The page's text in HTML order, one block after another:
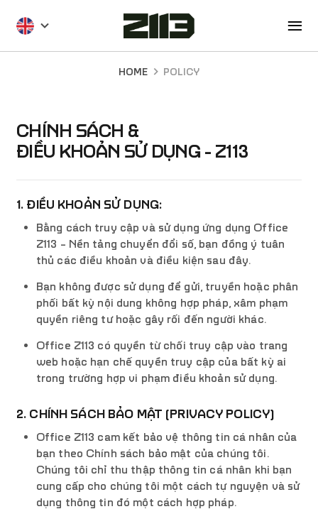
main
content
HOME POLICY
CHÍNH SÁCH &
ĐIỀU KHOẢN SỬ DỤNG - Z113
1. ĐIỀU KHOẢN SỬ DỤNG:
Bằng cách truy cập và sử dụng ứng dụng Office
Z113 – Nền tảng chuyển đổi số, bạn đồng ý tuân
thủ các điều khoản và điều kiện sau đây.
Bạn không được sử dụng để gửi, truyền hoặc phân
phối bất kỳ nội dung không hợp pháp, xâm phạm
quyền riêng tư hoặc gây rối đến người khác.
Office Z113 có quyền từ chối truy cập vào trang
web hoặc hạn chế quyền truy cập của bất kỳ ai
trong trường hợp vi phạm điều khoản sử dụng.
2. CHÍNH SÁCH BẢO MẬT (PRIVACY POLICY)
Office Z113 cam kết bảo vệ thông tin cá nhân của
bạn theo Chính sách bảo mật của chúng tôi.
Chúng tôi chỉ thu thập thông tin cá nhân khi bạn
cung cấp cho chúng tôi một cách tự nguyện và sử
dụng thông tin đó một cách hợp pháp.